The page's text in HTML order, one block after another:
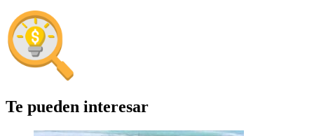
Te pueden interesar